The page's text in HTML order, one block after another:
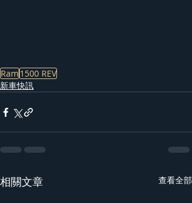
Ram 1500 REV
新車快訊
相關文章 查看全部